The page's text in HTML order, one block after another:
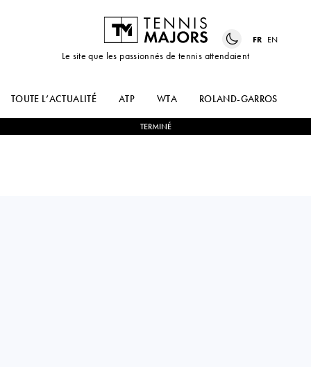
Le site que les passionnés de tennis attendaient
FR EN
TOUTE L’ACTUALITÉ ATP WTA ROLAND-GARROS
TERMINÉ